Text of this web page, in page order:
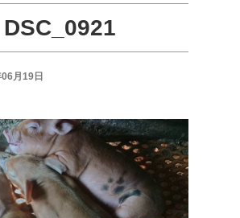
DSC_0921
月19日